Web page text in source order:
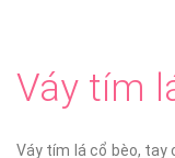
Váy tím
Váy tím lá cổ bèo,